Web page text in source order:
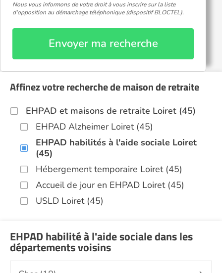
Nous vous informons de votre droit à vous inscrire sur la liste
d'opposition au démarchage téléphonique (dispositif BLOCTEL).
Envoyer ma recherche
Affinez votre recherche de maison de retraite
EHPAD et maisons de retraite Loiret (45)
EHPAD Alzheimer Loiret (45)
EHPAD habilités à l'aide sociale Loiret
(45)
Hébergement temporaire Loiret (45)
Accueil de jour en EHPAD Loiret (45)
USLD Loiret (45)
EHPAD habilité à l'aide sociale dans les
départements voisins